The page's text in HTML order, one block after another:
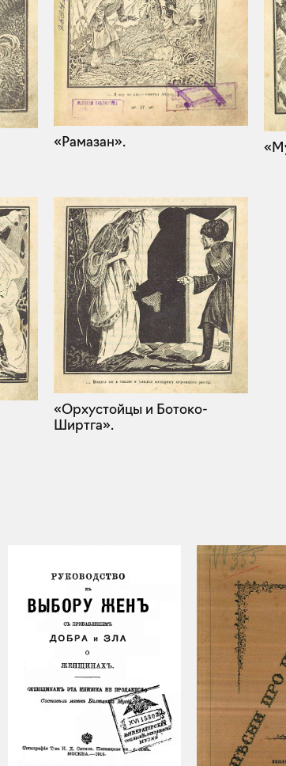
«Рамазан».
«Орхустойцы и Ботоко-
Ширтга».